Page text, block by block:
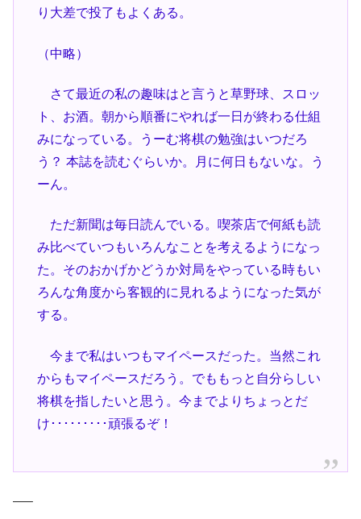
り大差で投了もよくある。
（中略）
さて最近の私の趣味はと言うと草野球、スロッ
ト、お酒。朝から順番にやれば一日が終わる仕組
みになっている。うーむ将棋の勉強はいつだろ
う？ 本誌を読むぐらいか。月に何日もないな。う
ーん。
ただ新聞は毎日読んでいる。喫茶店で何紙も読
み比べていつもいろんなことを考えるようになっ
た。そのおかげかどうか対局をやっている時もい
ろんな角度から客観的に見れるようになった気が
する。
今まで私はいつもマイペースだった。当然これ
からもマイペースだろう。でももっと自分らしい
将棋を指したいと思う。今までよりちょっとだ
け･････････頑張るぞ！
—–